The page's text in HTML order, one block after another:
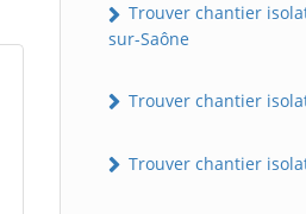
Trouver chantier
sur-Saône
Trouver chantier
Trouver chantier